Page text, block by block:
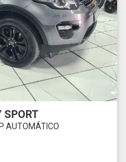
SPORT
AUTOMÁTICO